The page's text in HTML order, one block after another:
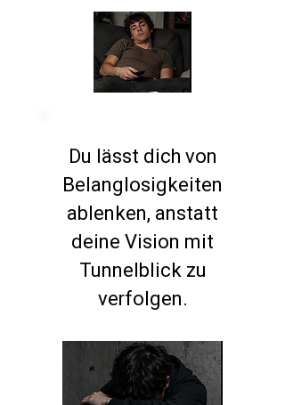
Du lässt dich von
Belanglosigkeiten
ablenken, anstatt
deine Vision mit
Tunnelblick zu
verfolgen.